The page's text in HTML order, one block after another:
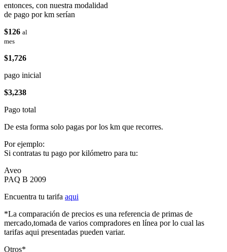
entonces, con nuestra modalidad
de pago por km serían
$126 al
mes
$1,726
pago inicial
$3,238
Pago total
De esta forma solo pagas por los km que recorres.
Por ejemplo:
Si contratas tu pago por kilómetro para tu:
Aveo
PAQ B 2009
Encuentra tu tarifa aqui
*La comparación de precios es una referencia de primas de
mercado,tomada de varios compradores en línea por lo cual las
tarifas aqui presentadas pueden variar.
Otros*